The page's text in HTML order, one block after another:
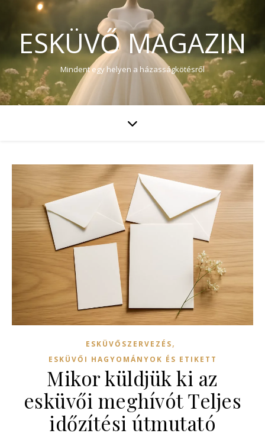
ESKÜVŐ MAGAZIN
Mindent egy helyen a házasságkötésről
ESKÜVŐSZERVEZÉS,
ESKÜVŐI HAGYOMÁNYOK ÉS ETIKETT
Mikor küldjük ki az
esküvői meghívót Teljes
időzítési útmutató